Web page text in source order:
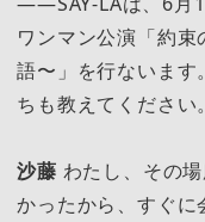
ワンマン公演「約
語〜」を行ないま
ちも教えてください。
沙藤 わたし、その
かったから、すぐに